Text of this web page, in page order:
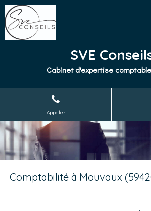
SVE
Cabinet d'expertise
Appeler
Comptabilité à Mouvaux